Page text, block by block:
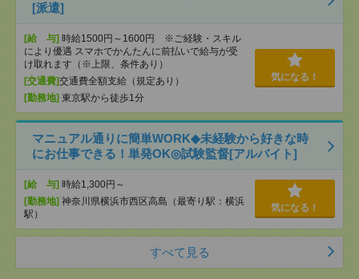
[派遣]
[給 与] 時給1500円～1600円 ※ご経験・スキル
により優遇 スマホでかんたんに前払いで給与が受
け取れます（※上限、条件あり）
[交通費]交通費全額支給（規定あり）
[勤務地] 東京駅から徒歩1分
気になる！
マニュアル通りに簡単WORK◆未経験から好きな時
にお仕事できる！単発OK◎試験監督[アルバイト]
[給 与] 時給1,300円～
[勤務地] 神奈川県横浜市西区高島（最寄り駅：横浜
駅）
気になる！
すべて見る